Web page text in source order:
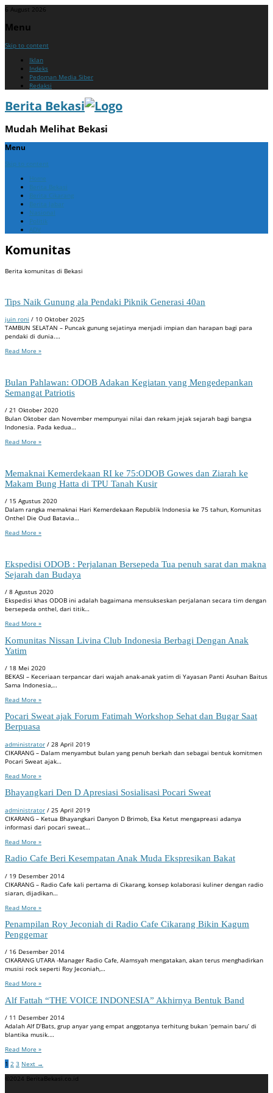
6 August 2026
Menu
Skip to content
Iklan
Indeks
Pedoman Media Siber
Redaksi
Berita Bekasi
Mudah Melihat Bekasi
Menu
Skip to content
Home
Berita Bekasi
Berita Cikarang
Berita Jabar
Nasional
Politik
ADV
Komunitas
Berita komunitas di Bekasi
Tips Naik Gunung ala Pendaki Piknik Generasi 40an
juin roni / 10 Oktober 2025
TAMBUN SELATAN – Puncak gunung sejatinya menjadi impian dan harapan bagi para
pendaki di dunia.…
Read More »
Bulan Pahlawan: ODOB Adakan Kegiatan yang Mengedepankan
Semangat Patriotis
/ 21 Oktober 2020
Bulan Oktober dan November mempunyai nilai dan rekam jejak sejarah bagi bangsa
Indonesia. Pada kedua…
Read More »
Memaknai Kemerdekaan RI ke 75:ODOB Gowes dan Ziarah ke
Makam Bung Hatta di TPU Tanah Kusir
/ 15 Agustus 2020
Dalam rangka memaknai Hari Kemerdekaan Republik Indonesia ke 75 tahun, Komunitas
Onthel Die Oud Batavia…
Read More »
Ekspedisi ODOB : Perjalanan Bersepeda Tua penuh sarat dan makna
Sejarah dan Budaya
/ 8 Agustus 2020
Ekspedisi khas ODOB ini adalah bagaimana mensukseskan perjalanan secara tim dengan
bersepeda onthel, dari titik…
Read More »
Komunitas Nissan Livina Club Indonesia Berbagi Dengan Anak
Yatim
/ 18 Mei 2020
BEKASI – Keceriaan terpancar dari wajah anak-anak yatim di Yayasan Panti Asuhan Baitus
Sama Indonesia,…
Read More »
Pocari Sweat ajak Forum Fatimah Workshop Sehat dan Bugar Saat
Berpuasa
administrator / 28 April 2019
CIKARANG – Dalam menyambut bulan yang penuh berkah dan sebagai bentuk komitmen
Pocari Sweat ajak…
Read More »
Bhayangkari Den D Apresiasi Sosialisasi Pocari Sweat
administrator / 25 April 2019
CIKARANG – Ketua Bhayangkari Danyon D Brimob, Eka Ketut mengapreasi adanya
informasi dari pocari sweat…
Read More »
Radio Cafe Beri Kesempatan Anak Muda Ekspresikan Bakat
/ 19 Desember 2014
CIKARANG – Radio Cafe kali pertama di Cikarang, konsep kolaborasi kuliner dengan radio
siaran, dijadikan…
Read More »
Penampilan Roy Jeconiah di Radio Cafe Cikarang Bikin Kagum
Penggemar
/ 16 Desember 2014
CIKARANG UTARA -Manager Radio Cafe, Alamsyah mengatakan, akan terus menghadirkan
musisi rock seperti Roy Jeconiah,…
Read More »
Alf Fattah “THE VOICE INDONESIA” Akhirnya Bentuk Band
/ 11 Desember 2014
Adalah Alf D‘Bats, grup anyar yang empat anggotanya terhitung bukan ‘pemain baru’ di
blantika musik.…
Read More »
1 2 3 Next →
©2024 BeritaBekasi.co.id